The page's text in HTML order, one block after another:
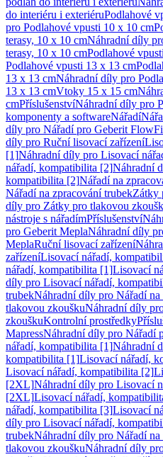
do interiéru i exteriéruPodlahové
pro Podlahové vpusti 10 x 10 cm
terasy, 10 x 10 cmNáhradní díly
terasy, 10 x 10 cmPodlahové
Podlahové vpusti 13 x 13 cm
13 x 13 cmNáhradní díly pro
13 x 13 cmVtoky 15 x 15 cm
cmPříslušenstvíNáhradní díly pro
komponenty a softwareNářadí
díly pro Nářadí pro Geberit
díly pro Ruční lisovací zařízení
[1]Náhradní díly pro Lisovací
nářadí, kompatibilita [2]Náhradní
kompatibilita [2]Nářadí na
Nářadí na zpracování trubekZátky
díly pro Zátky pro tlakovou
nástroje s nářadímPříslušenství
pro Geberit MeplaNáhradní díly
MeplaRuční lisovací zařízení
zařízeníLisovací nářadí,
nářadí, kompatibilita [1]Lisovací
díly pro Lisovací nářadí,
trubekNáhradní díly pro Nářadí na
tlakovou zkouškuNáhradní díly
zkouškuKontrolní prostředky
MapressNáhradní díly pro Nářadí
nářadí, kompatibilita [1]Náhradní
kompatibilita [1]Lisovací nářadí,
Lisovací nářadí, kompatibilita [2]
[2XL]Náhradní díly pro Lisovací
[2XL]Lisovací nářadí,
nářadí, kompatibilita [3]Lisovací
díly pro Lisovací nářadí,
trubekNáhradní díly pro Nářadí na
tlakovou zkouškuNáhradní díly